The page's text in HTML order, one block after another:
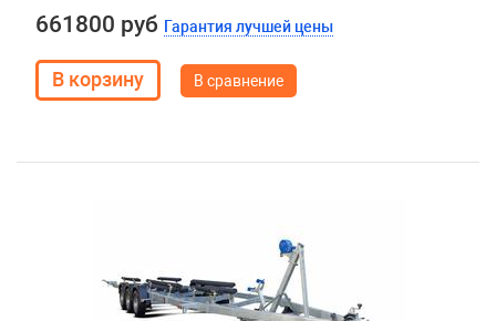
661800 руб Гарантия лучшей цены
В сравнение